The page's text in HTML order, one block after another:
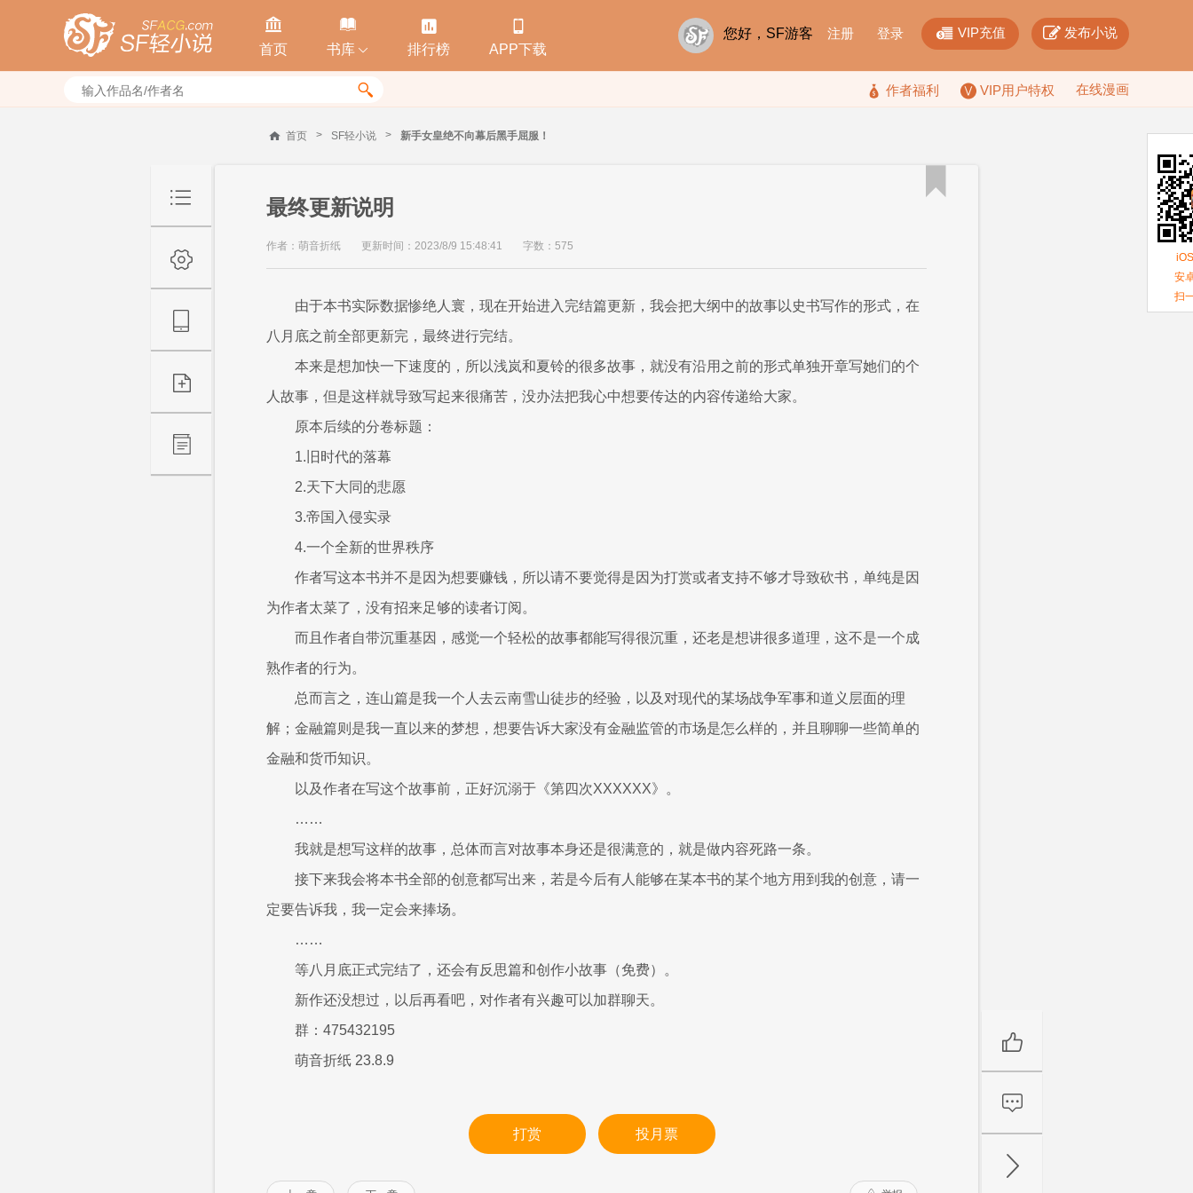

首页

书库 

排行榜

APP下载
您好，SF游客 注册 登录  VIP充值  发布小说
  作者福利 VIP用户特权 在线漫画
首页 > SF轻小说 > 新手女皇绝不向幕后黑手屈服！
最终更新说明
作者：萌音折纸 更新时间：2023/8/9 15:48:41 字数：575
由于本书实际数据惨绝人寰，现在开始进入完结篇更新，我会把大纲中的故事以史书写作的形式，在
八月底之前全部更新完，最终进行完结。
本来是想加快一下速度的，所以浅岚和夏铃的很多故事，就没有沿用之前的形式单独开章写她们的个
人故事，但是这样就导致写起来很痛苦，没办法把我心中想要传达的内容传递给大家。
原本后续的分卷标题：
1.旧时代的落幕
2.天下大同的悲愿
3.帝国入侵实录
4.一个全新的世界秩序
作者写这本书并不是因为想要赚钱，所以请不要觉得是因为打赏或者支持不够才导致砍书，单纯是因
为作者太菜了，没有招来足够的读者订阅。
而且作者自带沉重基因，感觉一个轻松的故事都能写得很沉重，还老是想讲很多道理，这不是一个成
熟作者的行为。
总而言之，连山篇是我一个人去云南雪山徒步的经验，以及对现代的某场战争军事和道义层面的理
解；金融篇则是我一直以来的梦想，想要告诉大家没有金融监管的市场是怎么样的，并且聊聊一些简单的
金融和货币知识。
以及作者在写这个故事前，正好沉溺于《第四次XXXXXX》。
……
我就是想写这样的故事，总体而言对故事本身还是很满意的，就是做内容死路一条。
接下来我会将本书全部的创意都写出来，若是今后有人能够在某本书的某个地方用到我的创意，请一
定要告诉我，我一定会来捧场。
……
等八月底正式完结了，还会有反思篇和创作小故事（免费）。
新作还没想过，以后再看吧，对作者有兴趣可以加群聊天。
群：475432195
萌音折纸 23.8.9
打赏 投月票

安
扫